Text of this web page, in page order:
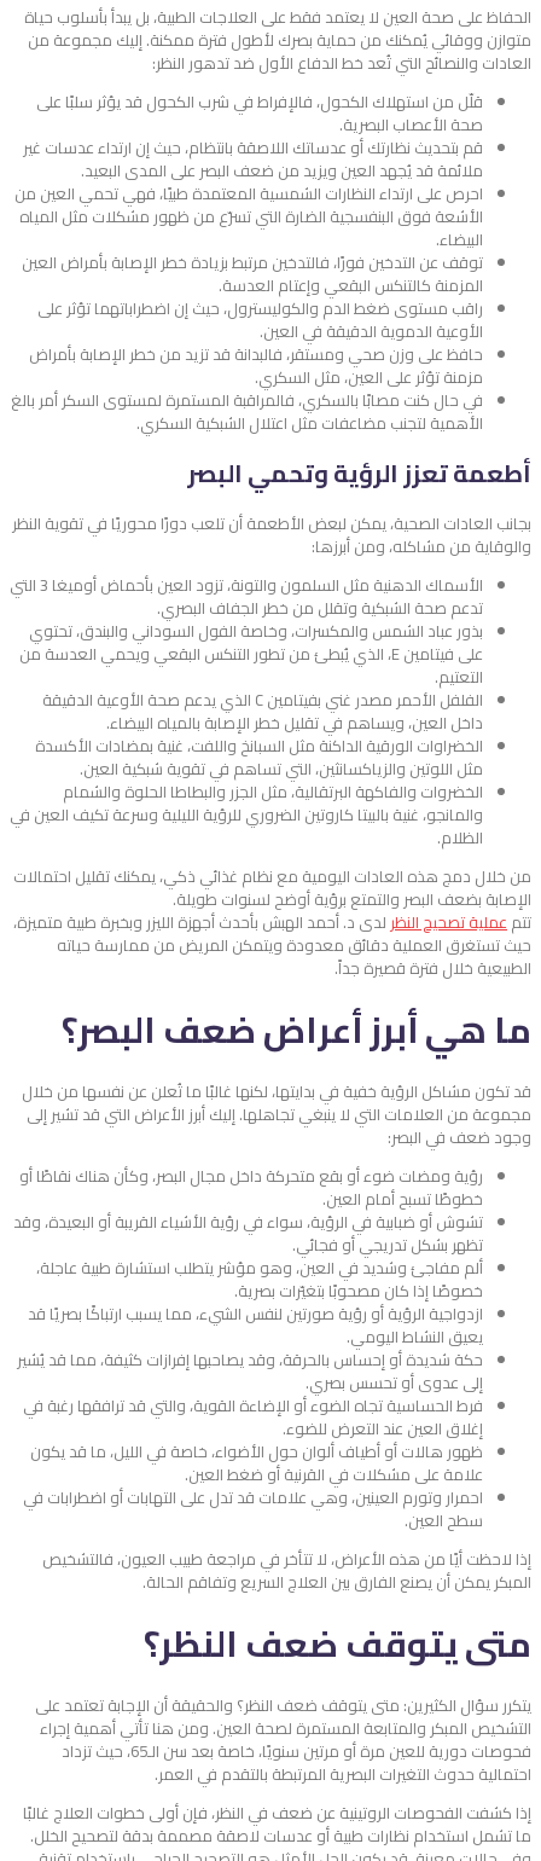
الحفاظ على صحة العين لا يعتمد فقط على العلاجات الطبية، بل يبدأ بأسلوب حياة
متوازن ووقائي يُمكنك من حماية بصرك لأطول فترة ممكنة. إليك مجموعة من
العادات والنصائح التي تُعد خط الدفاع الأول ضد تدهور النظر:
قلّل من استهلاك الكحول، فالإفراط في شرب الكحول قد يؤثر سلبًا على
صحة الأعصاب البصرية.
قم بتحديث نظارتك أو عدساتك اللاصقة بانتظام، حيث إن ارتداء عدسات غير
ملائمة قد يُجهد العين ويزيد من ضعف البصر على المدى البعيد.
احرص على ارتداء النظارات الشمسية المعتمدة طبيًا، فهي تحمي العين من
الأشعة فوق البنفسجية الضارة التي تسرّع من ظهور مشكلات مثل المياه
البيضاء.
توقف عن التدخين فورًا، فالتدخين مرتبط بزيادة خطر الإصابة بأمراض العين
المزمنة كالتنكس البقعي وإعتام العدسة.
راقب مستوى ضغط الدم والكوليسترول، حيث إن اضطراباتهما تؤثر على
الأوعية الدموية الدقيقة في العين.
حافظ على وزن صحي ومستقر، فالبدانة قد تزيد من خطر الإصابة بأمراض
مزمنة تؤثر على العين، مثل السكري.
في حال كنت مصابًا بالسكري، فالمراقبة المستمرة لمستوى السكر أمر بالغ
الأهمية لتجنب مضاعفات مثل اعتلال الشبكية السكري.
أطعمة تعزز الرؤية وتحمي البصر
بجانب العادات الصحية، يمكن لبعض الأطعمة أن تلعب دورًا محوريًا في تقوية النظر
والوقاية من مشاكله، ومن أبرزها:
الأسماك الدهنية مثل السلمون والتونة، تزود العين بأحماض أوميغا 3 التي
تدعم صحة الشبكية وتقلل من خطر الجفاف البصري.
بذور عباد الشمس والمكسرات، وخاصة الفول السوداني والبندق، تحتوي
على فيتامين E، الذي يُبطئ من تطور التنكس البقعي ويحمي العدسة من
التعتيم.
الفلفل الأحمر مصدر غني بفيتامين C الذي يدعم صحة الأوعية الدقيقة
داخل العين، ويساهم في تقليل خطر الإصابة بالمياه البيضاء.
الخضراوات الورقية الداكنة مثل السبانخ واللفت، غنية بمضادات الأكسدة
مثل اللوتين والزياكسانثين، التي تساهم في تقوية شبكية العين.
الخضروات والفاكهة البرتقالية، مثل الجزر والبطاطا الحلوة والشمام
والمانجو، غنية بالبيتا كاروتين الضروري للرؤية الليلية وسرعة تكيف العين في
الظلام.
من خلال دمج هذه العادات اليومية مع نظام غذائي ذكي، يمكنك تقليل احتمالات
الإصابة بضعف البصر والتمتع برؤية أوضح لسنوات طويلة.
تتمعملية تصحيح النظر لدى د. أحمد الهبش بأحدث أجهزة الليزر وبخبرة طبية متميزة،
حيث تستغرق العملية دقائق معدودة ويتمكن المريض من ممارسة حياته
الطبيعية خلال فترة قصيرة جداً.
ما هي أبرز أعراض ضعف البصر؟
قد تكون مشاكل الرؤية خفية في بدايتها، لكنها غالبًا ما تُعلن عن نفسها من خلال
مجموعة من العلامات التي لا ينبغي تجاهلها. إليك أبرز الأعراض التي قد تشير إلى
وجود ضعف في البصر:
رؤية ومضات ضوء أو بقع متحركة داخل مجال البصر، وكأن هناك نقاطًا أو
خطوطًا تسبح أمام العين.
تشوش أو ضبابية في الرؤية، سواء في رؤية الأشياء القريبة أو البعيدة، وقد
تظهر بشكل تدريجي أو فجائي.
ألم مفاجئ وشديد في العين، وهو مؤشر يتطلب استشارة طبية عاجلة،
خصوصًا إذا كان مصحوبًا بتغيّرات بصرية.
ازدواجية الرؤية أو رؤية صورتين لنفس الشيء، مما يسبب ارتباكًا بصريًا قد
يعيق النشاط اليومي.
حكة شديدة أو إحساس بالحرقة، وقد يصاحبها إفرازات كثيفة، مما قد يُشير
إلى عدوى أو تحسس بصري.
فرط الحساسية تجاه الضوء أو الإضاءة القوية، والتي قد ترافقها رغبة في
إغلاق العين عند التعرض للضوء.
ظهور هالات أو أطياف ألوان حول الأضواء، خاصة في الليل، ما قد يكون
علامة على مشكلات في القرنية أو ضغط العين.
احمرار وتورم العينين، وهي علامات قد تدل على التهابات أو اضطرابات في
سطح العين.
إذا لاحظت أيًا من هذه الأعراض، لا تتأخر في مراجعة طبيب العيون، فالتشخيص
المبكر يمكن أن يصنع الفارق بين العلاج السريع وتفاقم الحالة.
متى يتوقف ضعف النظر؟
يتكرر سؤال الكثيرين: متى يتوقف ضعف النظر؟ والحقيقة أن الإجابة تعتمد على
التشخيص المبكر والمتابعة المستمرة لصحة العين. ومن هنا تأتي أهمية إجراء
فحوصات دورية للعين مرة أو مرتين سنويًا، خاصة بعد سن الـ65، حيث تزداد
احتمالية حدوث التغيرات البصرية المرتبطة بالتقدم في العمر.
إذا كشفت الفحوصات الروتينية عن ضعف في النظر، فإن أولى خطوات العلاج غالبًا
ما تشمل استخدام نظارات طبية أو عدسات لاصقة مصممة بدقة لتصحيح الخلل.